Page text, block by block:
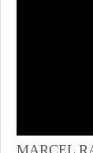
MARCEL